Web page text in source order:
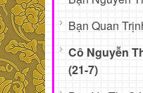
Bạn Quan
Cô Nguyễn
(21-7)